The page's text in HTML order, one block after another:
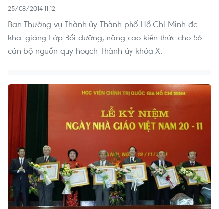
25/08/2014 11:12
Ban Thường vụ Thành ủy Thành phố Hồ Chí Minh đã
khai giảng Lớp Bồi dưỡng, nâng cao kiến thức cho 56
cán bộ nguồn quy hoạch Thành ủy khóa X.